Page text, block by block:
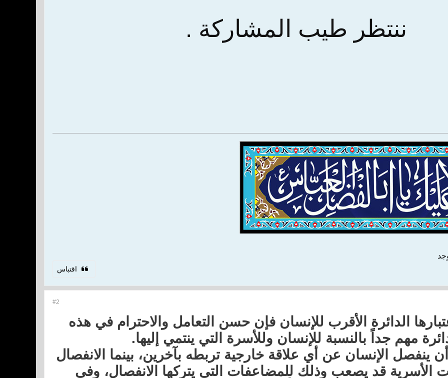
ننتظر طيب المشاركة .
اقتباس
#2
الدائرة الأقرب للإنسان فإن حسن التعامل والاحترام في هذه
مهم جداً بالنسبة للإنسان وللأسرة التي ينتمي إليها.
ينفصل الإنسان عن أي علاقة خارجية تربطه بآخرين، بينما الانفصال
الأسرية قد يصعب وذلك للمضاعفات التي يتركها الانفصال، وفي